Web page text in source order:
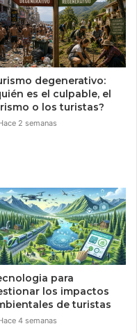
degenerativo:
es el culpable, el
o los turistas?
2 semanas
para
los impactos
de turistas
4 semanas